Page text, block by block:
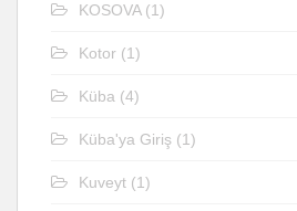
KOSOVA(1)
Kotor (1)
Küba (4)
Küba'ya Giriş (1)
Kuveyt (1)